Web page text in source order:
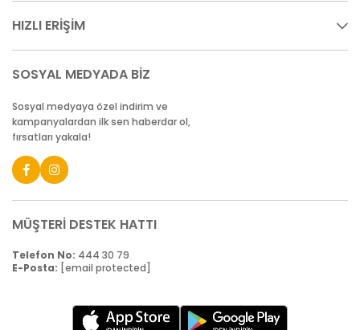
HIZLI ERİŞİM
SOSYAL MEDYADA BİZ
Sosyal medyaya özel indirim ve
kampanyalardan ilk sen haberdar ol,
fırsatları yakala!
MÜŞTERİ DESTEK HATTI
Telefon No: 444 30 79
E-Posta: [email protected]